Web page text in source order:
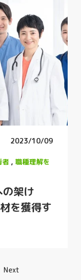
2023/10/09
者 , 職種理解を
の架け
を獲得す
Next